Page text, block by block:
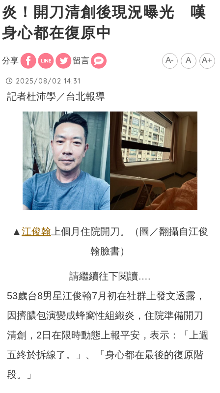
炎！開刀清創後現況曝光 嘆
身心都在復原中
分享 留言 A- A A+
2025/08/02 14:31
記者杜沛學／台北報導
▲江俊翰上個月住院開刀。（圖／翻攝自江俊
翰臉書）
請繼續往下閱讀….
53歲台8男星江俊翰7月初在社群上發文透露，
因擠膿包演變成蜂窩性組織炎，住院準備開刀
清創，2日在限時動態上報平安，表示：「上週
五終於拆線了。」、「身心都在最後的復原階
段。」